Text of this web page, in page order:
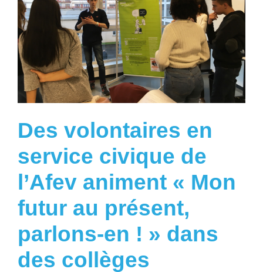
Des volontaires en
service civique de
l’Afev animent « Mon
futur au présent,
parlons-en ! » dans
des collèges